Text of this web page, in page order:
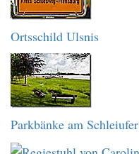
Ortsschild Ulsnis
Parkbänke am Schleiufer